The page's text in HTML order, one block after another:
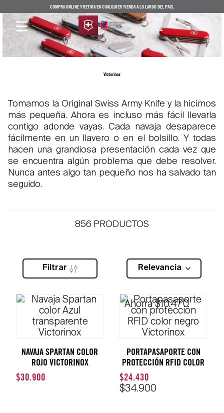
COMPRA ONLINE Y RETIRA EN CUALQUIER TIENDA A LO LARGO DEL PAÍS.
Victorinox
Tomamos la Original Swiss Army Knife y la hicimos
más pequeña. Ahora es incluso más fácil llevarla
contigo adonde vayas. Cada navaja desaparece
fácilmente en un llavero o en el bolsillo. Y todas
hacen una grandiosa presentación cada vez que
se encuentra algún problema que debe resolver.
Nunca antes algo tan pequeño nos ha salvado tan
seguido.
856 PRODUCTOS
Filtrar Relevancia
NAVAJA SPARTAN COLOR
ROJO VICTORINOX
$30.900
Ahorra$10.470
PORTAPASAPORTE CON
PROTECCIÓN RFID COLOR
NEGRO VICTORINOX
$24.430
$34.900